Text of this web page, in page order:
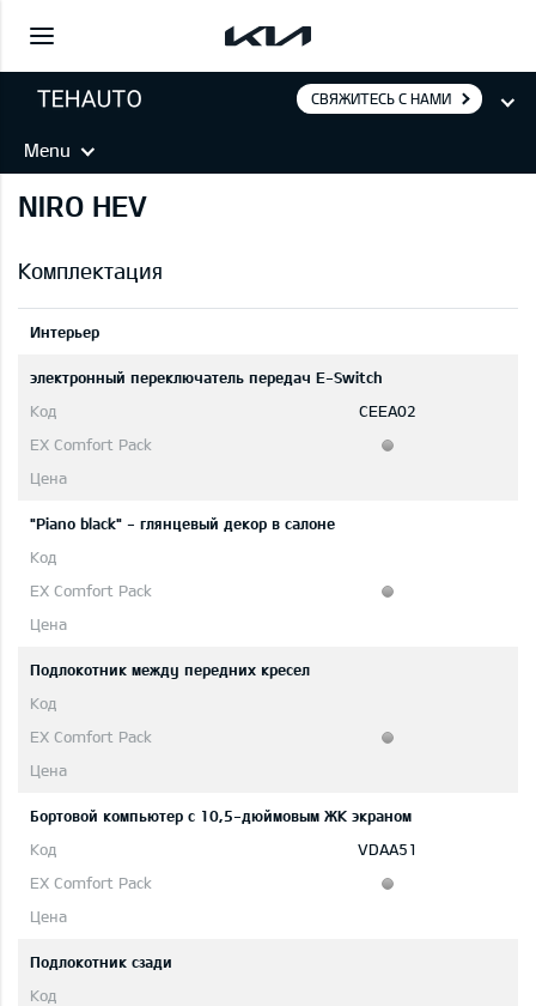
СВЯЖИТЕСЬ С НАМИ
Menu
NIRO HEV
Комплектация
Интерьер
электронный переключатель передач E-Switch
CEEA02
"Piano black" - глянцевый декор в салоне
Подлокотник между передних кресел
Бортовой компьютер с 10,5-дюймовым ЖК экраном
VDAA51
Подлокотник сзади